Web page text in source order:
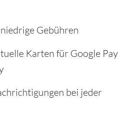
Gebühren
Karten für Google Pay
bei jeder